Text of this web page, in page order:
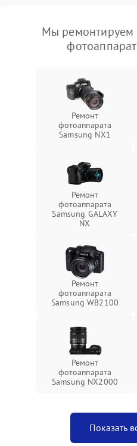
Мы ремонтируем
Ремонт
фотоаппарата
Samsung NX1
Ремонт
фотоаппарата
Samsung GALAXY
NX
Ремонт
фотоаппарата
Samsung WB2100
Ремонт
фотоаппарата
Samsung NX2000
Показать